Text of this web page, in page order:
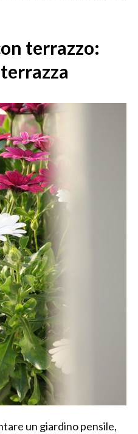
terrazzo:
un giardino pensile,